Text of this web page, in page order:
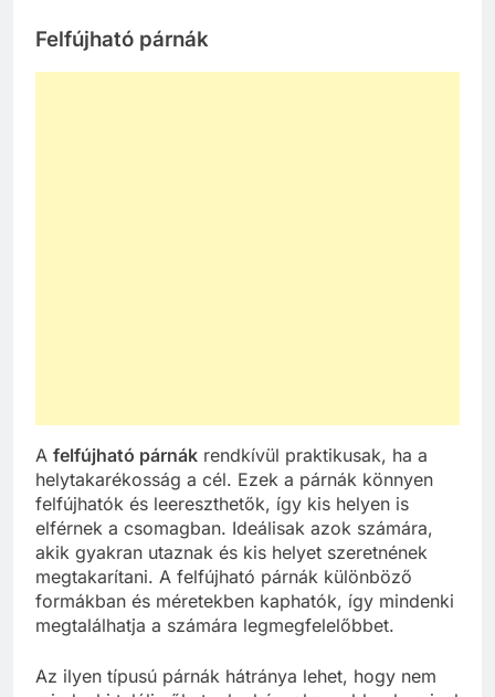
Felfújható párnák
A felfújható párnák rendkívül praktikusak, ha a
helytakarékosság a cél. Ezek a párnák könnyen
felfújhatók és leereszthetők, így kis helyen is
elférnek a csomagban. Ideálisak azok számára,
akik gyakran utaznak és kis helyet szeretnének
megtakarítani. A felfújható párnák különböző
formákban és méretekben kaphatók, így mindenki
megtalálhatja a számára legmegfelelőbbet.
Az ilyen típusú párnák hátránya lehet, hogy nem